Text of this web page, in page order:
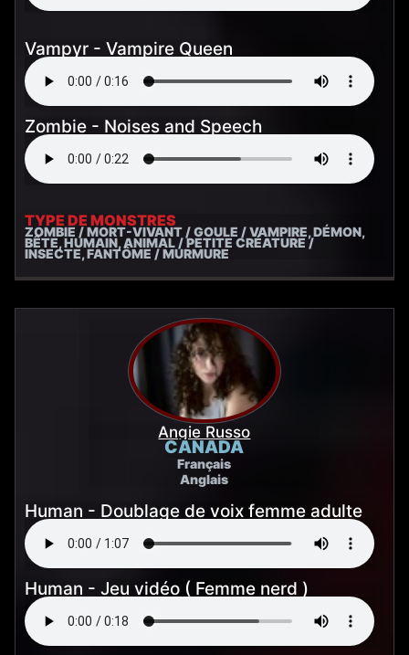
Vampyr - Vampire Queen
Zombie - Noises and Speech
TYPE DE MONSTRES
ZOMBIE / MORT-VIVANT / GOULE / VAMPIRE, DÉMON,
BÊTE, HUMAIN, ANIMAL / PETITE CRÉATURE /
INSECTE, FANTÔME / MURMURE
Angie Russo
CANADA
Français
Anglais
Human - Doublage de voix femme adulte
Human - Jeu vidéo ( Femme nerd )